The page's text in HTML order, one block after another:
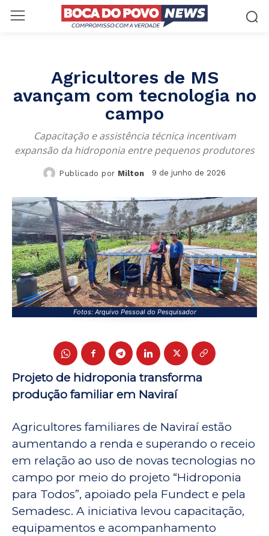
Agricultores de MS
avançam com tecnologia no
campo
Capacitação e assistência técnica incentivam
expansão da hidroponia entre pequenos produtores
Publicado por Milton 9 de junho de 2026
Fotos: Arquivo Pessoal do Pesquisador
Projeto de hidroponia transforma
produção familiar em Naviraí
Agricultores familiares de Naviraí estão
aumentando a renda e superando o receio
em relação ao uso de novas tecnologias no
campo por meio do projeto “Hidroponia
para Todos”, apoiado pela Fundect e pela
Semadesc. A iniciativa levou capacitação,
equipamentos e acompanhamento